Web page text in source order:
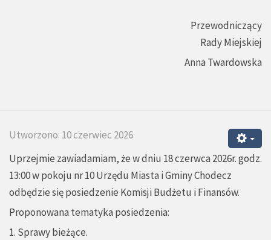
Przewodniczący
Rady Miejskiej
Anna Twardowska
Utworzono: 10 czerwiec 2026
Uprzejmie zawiadamiam, że w dniu 18 czerwca 2026r. godz.
13:00 w pokoju nr 10 Urzędu Miasta i Gminy Chodecz
odbędzie się posiedzenie Komisji Budżetu i Finansów.
Proponowana tematyka posiedzenia:
1. Sprawy bieżące.